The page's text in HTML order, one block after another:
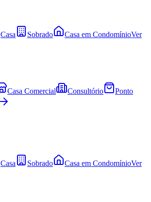
Casa Sobrado Casa em CondomínioVer
Casa Comercial Consultório
Ponto
Casa Sobrado Casa em CondomínioVer